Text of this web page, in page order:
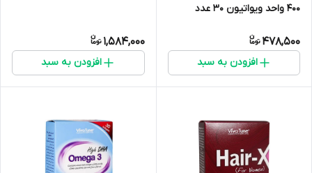
400 واحد ویواتیون 30 عدد
478,500
افزودن به سبد
1,584,000
افزودن به سبد